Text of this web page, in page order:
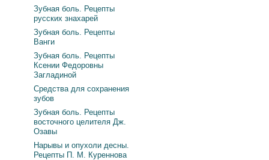
Зубная боль. Рецепты
русских знахарей
Зубная боль. Рецепты
Ванги
Зубная боль. Рецепты
Ксении Федоровны
Загладиной
Средства для сохранения
зубов
Зубная боль. Рецепты
восточного целителя Дж.
Озавы
Нарывы и опухоли десны.
Рецепты П. М. Куреннова